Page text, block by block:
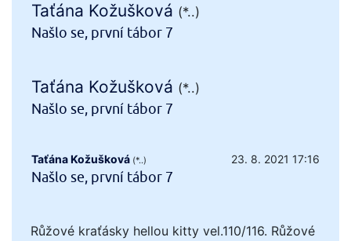
Taťána Kožušková (*..)
Našlo se, první tábor 7
Taťána Kožušková (*..)
Našlo se, první tábor 7
Taťána Kožušková (*..) 23. 8. 2021 17:16
Našlo se, první tábor 7
Růžové kraťásky hellou kitty vel.110/116. Růžové